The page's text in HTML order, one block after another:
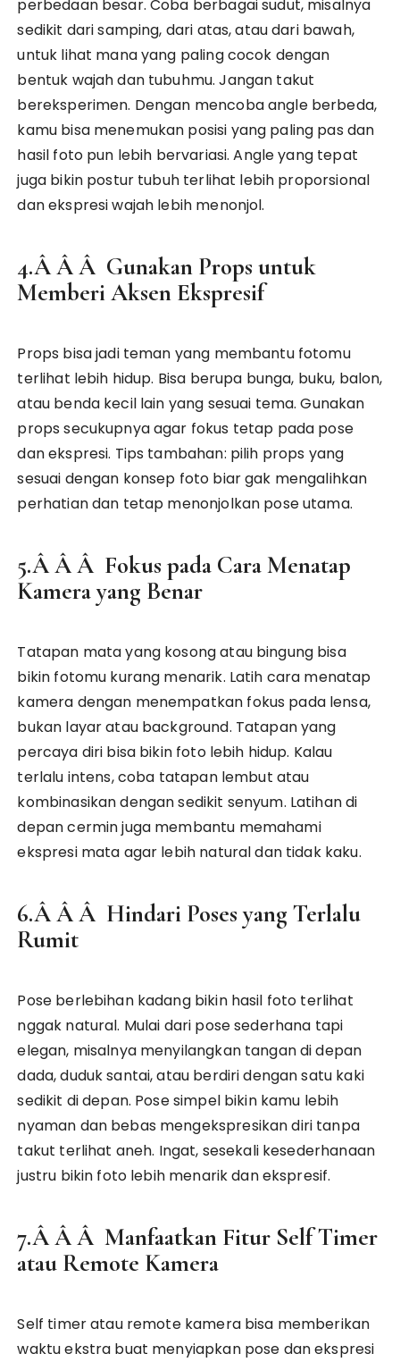
perbedaan besar. Coba berbagai sudut, misalnya
sedikit dari samping, dari atas, atau dari bawah,
untuk lihat mana yang paling cocok dengan
bentuk wajah dan tubuhmu. Jangan takut
bereksperimen. Dengan mencoba angle berbeda,
kamu bisa menemukan posisi yang paling pas dan
hasil foto pun lebih bervariasi. Angle yang tepat
juga bikin postur tubuh terlihat lebih proporsional
dan ekspresi wajah lebih menonjol.
4.Â Â Â Gunakan Props untuk
Memberi Aksen Ekspresif
Props bisa jadi teman yang membantu fotomu
terlihat lebih hidup. Bisa berupa bunga, buku, balon,
atau benda kecil lain yang sesuai tema. Gunakan
props secukupnya agar fokus tetap pada pose
dan ekspresi. Tips tambahan: pilih props yang
sesuai dengan konsep foto biar gak mengalihkan
perhatian dan tetap menonjolkan pose utama.
5.Â Â Â Fokus pada Cara Menatap
Kamera yang Benar
Tatapan mata yang kosong atau bingung bisa
bikin fotomu kurang menarik. Latih cara menatap
kamera dengan menempatkan fokus pada lensa,
bukan layar atau background. Tatapan yang
percaya diri bisa bikin foto lebih hidup. Kalau
terlalu intens, coba tatapan lembut atau
kombinasikan dengan sedikit senyum. Latihan di
depan cermin juga membantu memahami
ekspresi mata agar lebih natural dan tidak kaku.
6.Â Â Â Hindari Poses yang Terlalu
Rumit
Pose berlebihan kadang bikin hasil foto terlihat
nggak natural. Mulai dari pose sederhana tapi
elegan, misalnya menyilangkan tangan di depan
dada, duduk santai, atau berdiri dengan satu kaki
sedikit di depan. Pose simpel bikin kamu lebih
nyaman dan bebas mengekspresikan diri tanpa
takut terlihat aneh. Ingat, sesekali kesederhanaan
justru bikin foto lebih menarik dan ekspresif.
7.Â Â Â Manfaatkan Fitur Self Timer
atau Remote Kamera
Self timer atau remote kamera bisa memberikan
waktu ekstra buat menyiapkan pose dan ekspresi